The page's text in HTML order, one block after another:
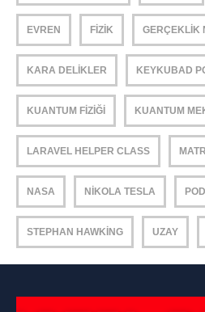
EVREN FIZIK GERÇEKLIK
KARA DELIKLER KEYKUBAD
KUANTUM FIZIĞI KUANTUM
LARAVEL HELPER CLASS
NASA NIKOLA TESLA
STEPHAN HAWKING UZAY